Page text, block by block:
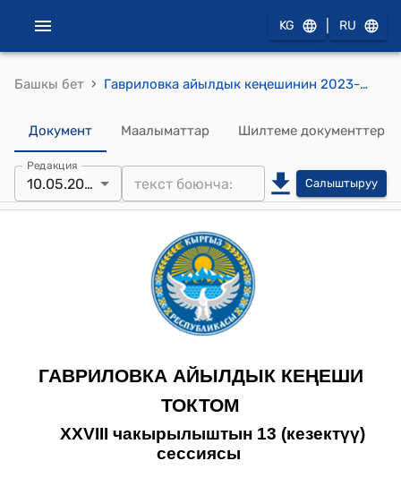
KG RU
Башкы бет › Гавриловка айылдык кеңешинин 2023-жылдын 10-май № 19 “Гавриловка айылдык кеңешинин туруктуу комиссиясынын курамына өзгөртүүлөрдү киргизүү жөнүндө” токтому
Документ Маалыматтар Шилтеме документтер
Редакция
10.05.2023 Салыштыруу